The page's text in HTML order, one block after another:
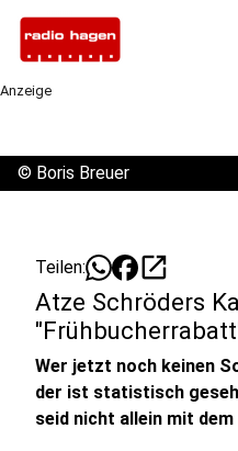
Anzeige
© Boris Breuer
Teilen: open_in_new
Atze Schröders
Wer jetzt noch keinen
der ist statistisch
seid nicht allein mit dem